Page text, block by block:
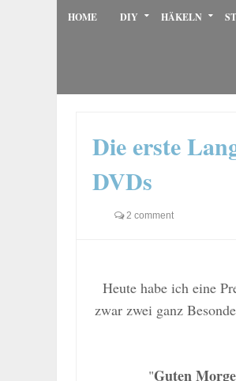
HOME DIY HÄKELN
Die erste
DVDs
2 comment
Heute habe ich eine
zwar zwei ganz
"Guten